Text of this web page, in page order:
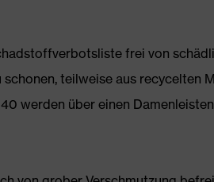
frei von
schonen, teilweise aus recycelten
werden über einen